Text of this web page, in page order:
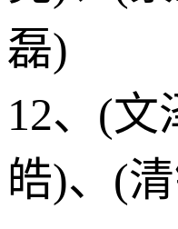
磊)
12、(文
皓)、(